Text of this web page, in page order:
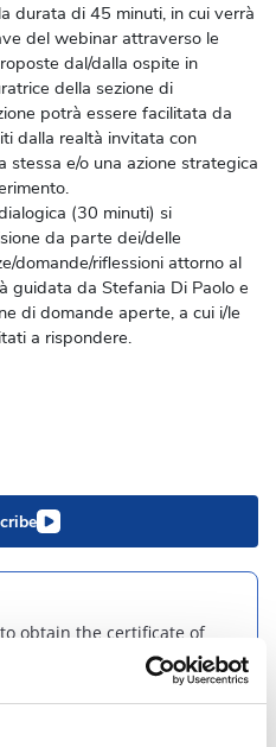
durata di 45 minuti, in cui verrà
del webinar attraverso le
dal/dalla ospite in
della sezione di
potrà essere facilitata da
dalla realtà invitata con
stessa e/o una azione strategica
(30 minuti) si
da parte dei/delle
domande/riflessioni attorno al
guidata da Stefania Di Paolo e
di domande aperte, a cui i/le
a rispondere.
obtain the certificate of